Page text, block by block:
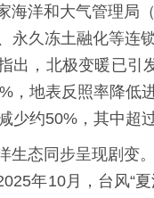
海洋和大气管理局
永久冻土融化等连
出，北极变暖已引
，地表反照率降低
少约50%，其中超
生态同步呈现剧变
年10月，台风“